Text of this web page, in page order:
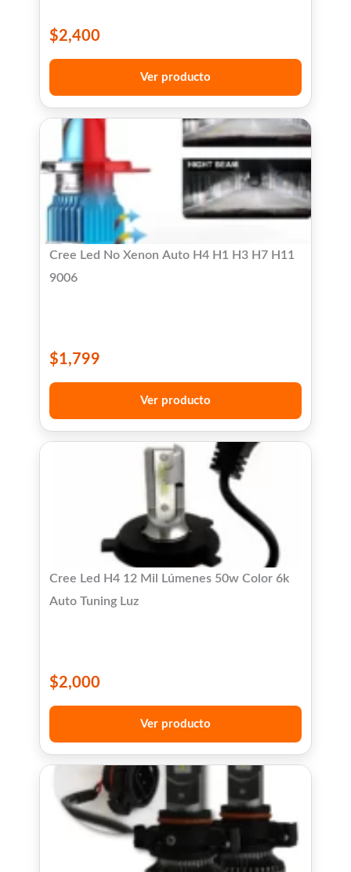
$2,400
Ver producto
Cree Led No Xenon Auto H4 H1 H3 H7 H11
9006
$1,799
Ver producto
Cree Led H4 12 Mil Lúmenes 50w Color 6k
Auto Tuning Luz
$2,000
Ver producto